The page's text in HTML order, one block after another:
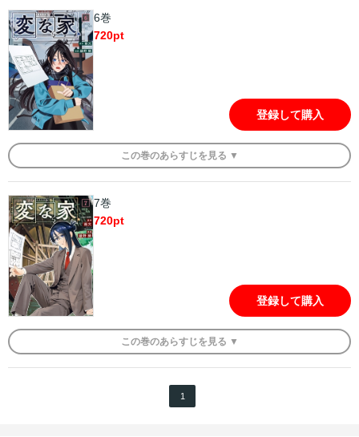
6巻
720pt
登録して購入
この巻のあらすじを 見る ▼
7巻
720pt
登録して購入
この巻のあらすじを 見る ▼
1